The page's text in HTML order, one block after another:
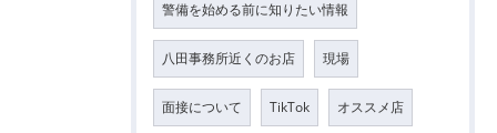
警備を始める前に知りたい情報
八田事務所近くのお店 現場
面接について TikTok オススメ店